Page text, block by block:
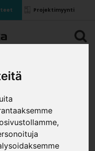
Projektimyynti